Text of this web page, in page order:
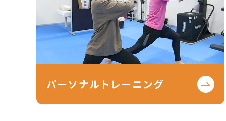
パーソナルトレーニング